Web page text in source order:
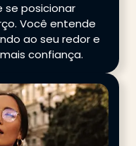
se posicionar
Você entende
ao seu redor e
confiança.